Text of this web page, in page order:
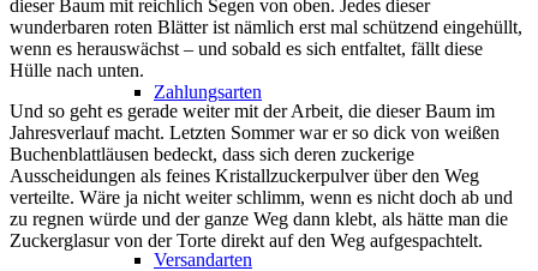
Zahlungsarten
Versandarten
dieser Baum mit reichlich Segen von oben. Jedes dieser
wunderbaren roten Blätter ist nämlich erst mal schützend eingehüllt,
wenn es herauswächst – und sobald es sich entfaltet, fällt diese
Hülle nach unten.
Und so geht es gerade weiter mit der Arbeit, die dieser Baum im
Jahresverlauf macht. Letzten Sommer war er so dick von weißen
Buchenblattläusen bedeckt, dass sich deren zuckerige
Ausscheidungen als feines Kristallzuckerpulver über den Weg
verteilte. Wäre ja nicht weiter schlimm, wenn es nicht doch ab und
zu regnen würde und der ganze Weg dann klebt, als hätte man die
Zuckerglasur von der Torte direkt auf den Weg aufgespachtelt.